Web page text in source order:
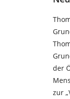
der
zur